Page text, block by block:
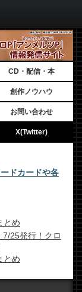
CD・配信・本
創作ノウハウ
お問い合わせ
X(Twitter)
ドカードや各
とめ
25発行！クロ
とめ